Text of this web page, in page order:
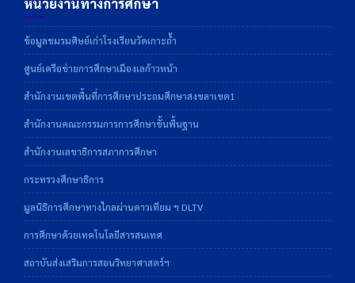
หน่วยงานทางการศึกษา
ข้อมูลชมรมศิษย์เก่าโรงเรียนวัดเกาะถ้ำ
ศูนย์เครือข่ายการศึกษาเมืองเลก้าวหน้า
สำนักงานเขตพื้นที่การศึกษาประถมศึกษาสงขลาเขต1
สำนักงานคณะกรรมการการศึกษาขั้นพื้นฐาน
สำนักงานเลขาธิการสภาการศึกษา
กระทรวงศึกษาธิการ
มูลนิธิการศึกษาทางไกลผ่านดาวเทียม ฯ DLTV
การศึกษาด้วยเทคโนโลยีสารสนเทศ
สถาบันส่งเสริมการสอนวิทยาศาสตร์ฯ